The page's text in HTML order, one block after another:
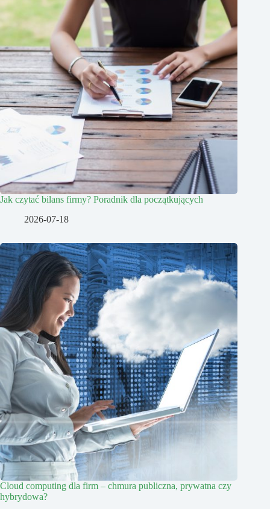
Jak czytać bilans firmy? Poradnik dla początkujących
2026-07-18
Cloud computing dla firm – chmura publiczna, prywatna czy
hybrydowa?